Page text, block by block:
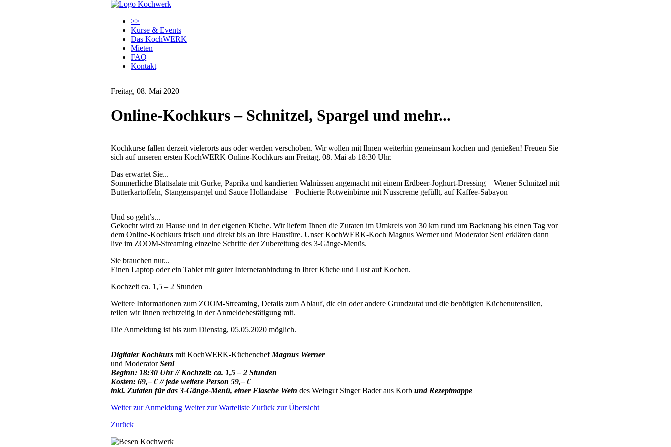
überspringen
>>
Kurse & Events
Das KochWERK
Mieten
FAQ
Kontakt
Freitag, 08. Mai 2020
Online-Kochkurs – Schnitzel, Spargel und mehr...
Kochkurse fallen derzeit vielerorts aus oder werden verschoben. Wir wollen mit Ihnen weiterhin gemeinsam kochen und genießen! Freuen Sie
sich auf unseren ersten KochWERK Online-Kochkurs am Freitag, 08. Mai ab 18:30 Uhr.
Das erwartet Sie...
Sommerliche Blattsalate mit Gurke, Paprika und kandierten Walnüssen angemacht mit einem Erdbeer-Joghurt-Dressing – Wiener Schnitzel mit
Butterkartoffeln, Stangenspargel und Sauce Hollandaise – Pochierte Rotweinbirne mit Nusscreme gefüllt, auf Kaffee-Sabayon
Und so geht’s...
Gekocht wird zu Hause und in der eigenen Küche. Wir liefern Ihnen die Zutaten im Umkreis von 30 km rund um Backnang bis einen Tag vor
dem Online-Kochkurs frisch und direkt bis an Ihre Haustüre. Unser KochWERK-Koch Magnus Werner und Moderator Seni erklären dann
live im ZOOM-Streaming einzelne Schritte der Zubereitung des 3-Gänge-Menüs.
Sie brauchen nur...
Einen Laptop oder ein Tablet mit guter Internetanbindung in Ihrer Küche und Lust auf Kochen.
Kochzeit ca. 1,5 – 2 Stunden
Weitere Informationen zum ZOOM-Streaming, Details zum Ablauf, die ein oder andere Grundzutat und die benötigten Küchenutensilien,
teilen wir Ihnen rechtzeitig in der Anmeldebestätigung mit.
Die Anmeldung ist bis zum Dienstag, 05.05.2020 möglich.
Digitaler Kochkurs mit KochWERK-Küchenchef Magnus Werner
und ModeratorSeni
Beginn: 18:30 Uhr // Kochzeit: ca. 1,5 – 2 Stunden
Kosten: 69,– € // jede weitere Person 59,– €
inkl. Zutaten für das 3-Gänge-Menü, einer Flasche Wein des Weingut Singer Bader aus Korb und Rezeptmappe
Weiter zur Anmeldung Weiter zur Warteliste Zurück zur Übersicht
Zurück